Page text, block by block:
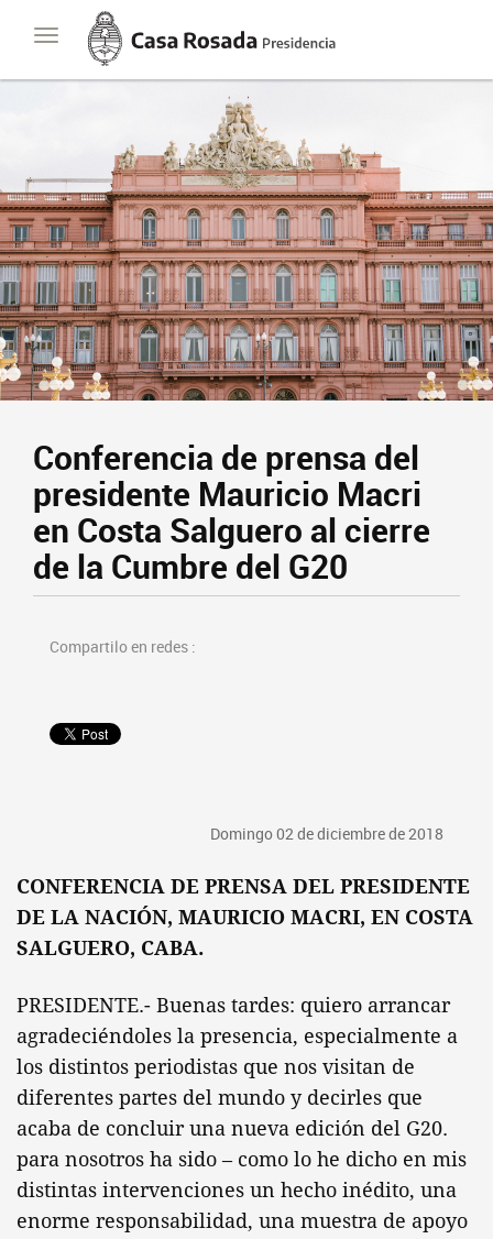
Toggle
navigation
Casa
Rosada
Presidencia
de
Conferencia de prensa del
presidente Mauricio Macri
en Costa Salguero al cierre
de la Cumbre del G20
Compartilo en redes :
Domingo 02 de diciembre de 2018
CONFERENCIA DE PRENSA DEL PRESIDENTE
DE LA NACIÓN, MAURICIO MACRI, EN COSTA
SALGUERO, CABA.
PRESIDENTE.- Buenas tardes: quiero arrancar
agradeciéndoles la presencia, especialmente a
los distintos periodistas que nos visitan de
diferentes partes del mundo y decirles que
acaba de concluir una nueva edición del G20.
para nosotros ha sido – como lo he dicho en mis
distintas intervenciones un hecho inédito, una
enorme responsabilidad, una muestra de apoyo